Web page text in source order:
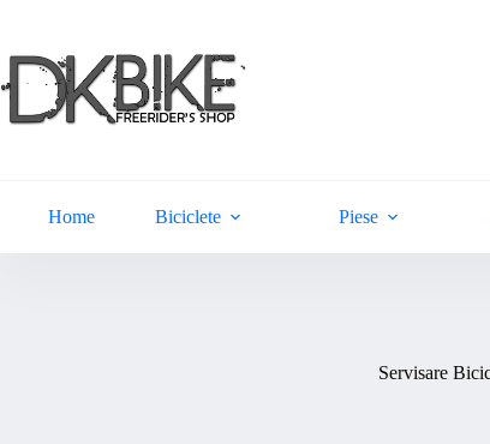
conținut
Home Biciclete Piese
Servisare